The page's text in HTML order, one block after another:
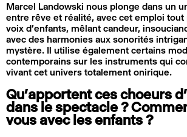
Marcel Landowski nous plonge dans un
entre rêve et réalité, avec cet emploi
voix d’enfants, mêlant candeur,
avec des harmonies aux sonorités
mystère. Il utilise également certains
contemporains sur les instruments qui
vivant cet univers totalement onirique.
Qu’apportent ces choeurs
dans le spectacle ?
vous avec les enfants ?